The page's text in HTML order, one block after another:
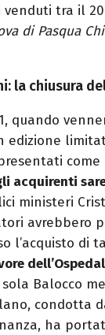
tra il
di Pasqua
la chiusura
quando
acquirenti
ministeri
avrebbero
l’acquisto di
Balocco
condotta
ha